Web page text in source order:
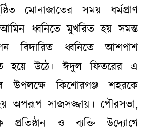
মোনাজাতের সময় ধর্মপ্রাণ
ধ্বনিতে মুখরিত হয় সমস্ত
বিদারিত ধ্বনিতে আশপাশ
হয়ে উঠে। ঈদুল ফিতরের এ
উপলক্ষে কিশোরগঞ্জ শহরকে
অপরূপ সাজসজ্জায়। পৌরসভা,
প্রতিষ্ঠান ও ব্যক্তি উদ্যোগে